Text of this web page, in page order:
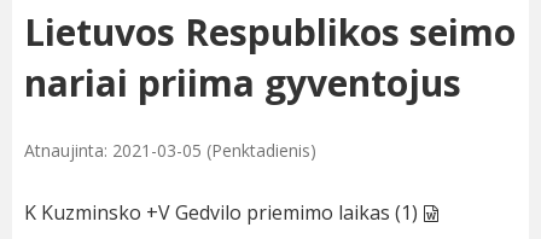
Lietuvos Respublikos seimo
nariai priima gyventojus
Atnaujinta: 2021-03-05 (Penktadienis)
K Kuzminsko +V Gedvilo priemimo laikas (1)